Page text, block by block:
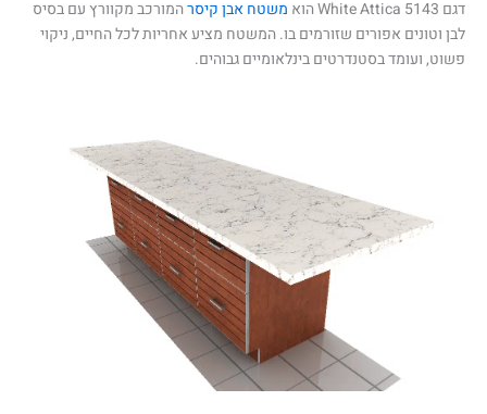
דגם 5143 White Attica הוא
משטח אבן קיסרהמורכב מקוורץ עם בסיס
לבן וטונים אפורים שזורמים בו. המשטח מציע אחריות לכל החיים, ניקוי
פשוט, ועומד בסטנדרטים בינלאומיים גבוהים.